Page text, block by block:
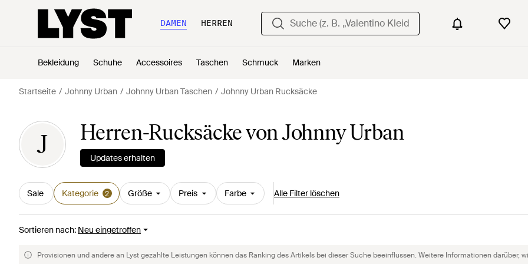
DAMEN HERREN
Bekleidung Schuhe Accessoires Taschen Schmuck Marken
Startseite Johnny Urban Johnny Urban Taschen Johnny Urban Rucksäcke
J Herren-Rucksäcke von Johnny Urban
Updates erhalten
Sale Kategorie 2 Größe Preis Farbe Alle Filter löschen
Sortieren nach: Neu eingetroffen
Provisionen und andere an Lyst gezahlte Leistungen können das Ranking des Artikels bei dieser Suche beeinflussen. Weitere Informationen darüber,